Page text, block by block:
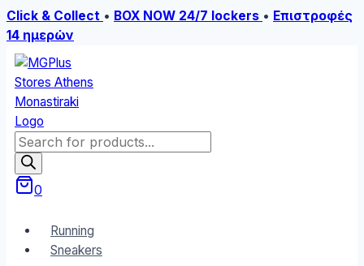
Click & Collect • BOX NOW 24/7 lockers • Επιστροφές
14 ημερών
Skip
to
content
Products
search
0
Running
Sneakers